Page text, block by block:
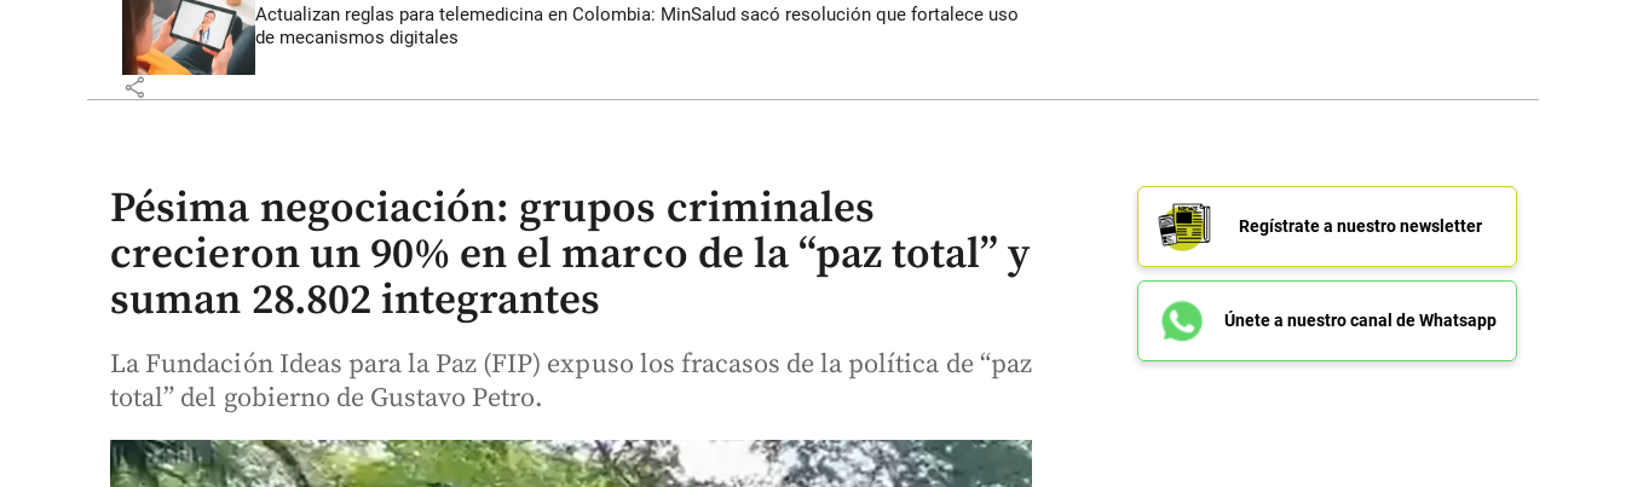
Actualizan reglas para telemedicina en Colombia: MinSalud sacó resolución que fortalece uso
de mecanismos digitales
share
Pésima negociación: grupos criminales
crecieron un 90% en el marco de la “paz total” y
suman 28.802 integrantes
La Fundación Ideas para la Paz (FIP) expuso los fracasos de la política de “paz
total” del gobierno de Gustavo Petro.
Regístrate a nuestro newsletter
Únete a nuestro canal de Whatsapp